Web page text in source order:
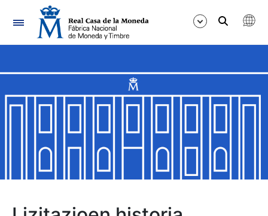
Nabigazioa
Erakutsi/Ezkutatu
Erakutsi/Ezkutatu
Erakutsi/Ezkutatu